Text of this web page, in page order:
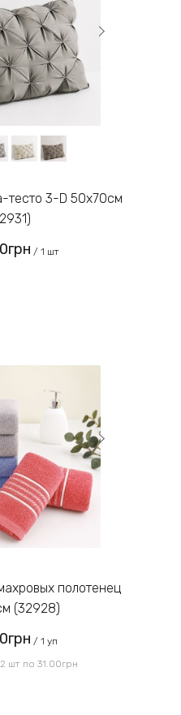
/ 1 шт
(32928)
/ 1 уп
шт по 31.00грн